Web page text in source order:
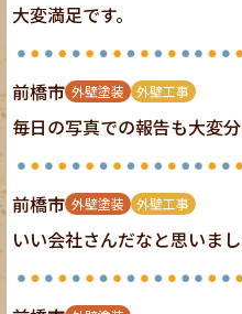
大変満足です。
前橋市 外壁塗装 外壁工事
毎日の写真での報告も大変
前橋市 外壁塗装 外壁工事
いい会社さんだなと思いまし